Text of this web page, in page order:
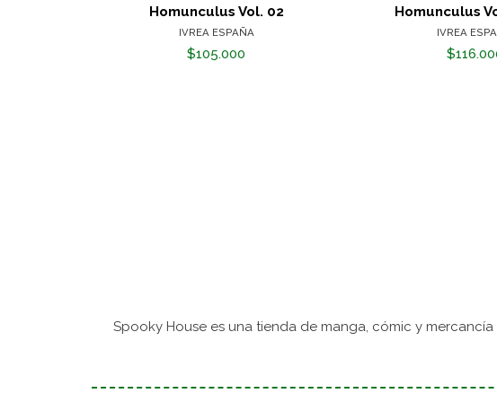
Homunculus Vol. 02
IVREA ESPAÑA
$105.000
Homunculus
IVREA
Spooky House es una tienda de manga, cómic y